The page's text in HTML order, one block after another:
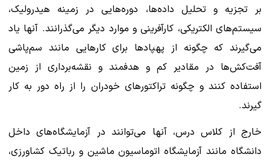
بر تجزیه و تحلیل داده‌ها، دوره‌هایی در زمینه هیدرولیک،
سیستم‌های الکتریکی، کارآفرینی و موارد دیگر می‌گذرانند. آنها یاد
می‌گیرند که چگونه از پهپادها برای کارهایی مانند سم‌پاشی
آفت‌کش‌ها در مقادیر کم و هدفمند و نقشه‌برداری از زمین
استفاده کنند و چگونه تراکتورهای خودران را از راه دور به کار
گیرند.
خارج از کلاس درس، آنها می‌توانند در آزمایشگاه‌های داخل
دانشگاه مانند آزمایشگاه اتوماسیون ماشین و رباتیک کشاورزی،